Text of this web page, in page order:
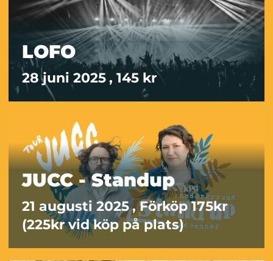
LOFO
28 juni 2025, 145 kr
JUCC - Standup
21 augusti 2025, Förköp 175kr
(225kr vid köp på plats)